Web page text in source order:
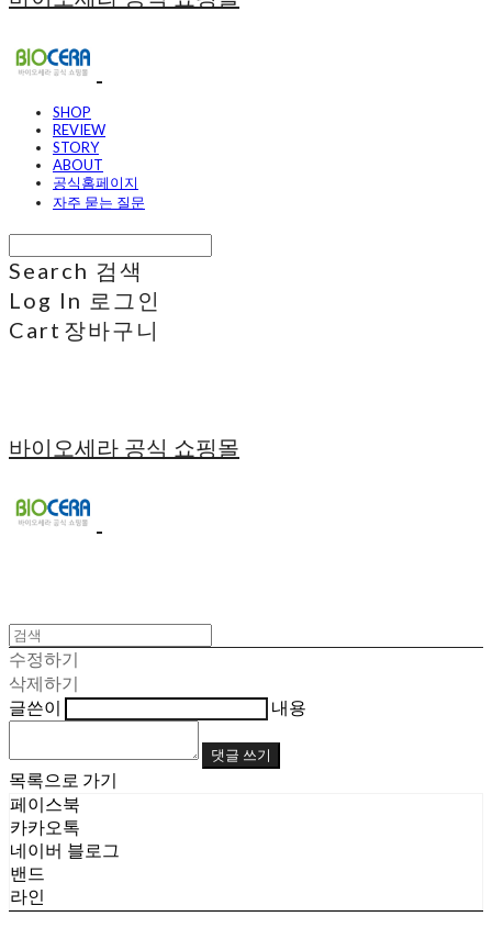
SHOP
REVIEW
STORY
ABOUT
공식홈페이지
자주 묻는 질문
Search 검색
Log In 로그인
Cart 장바구니
바이오세라 공식 쇼핑몰
수정하기
삭제하기
글쓴이
내용
댓글 쓰기
목록으로 가기
페이스북
카카오톡
네이버 블로그
밴드
라인